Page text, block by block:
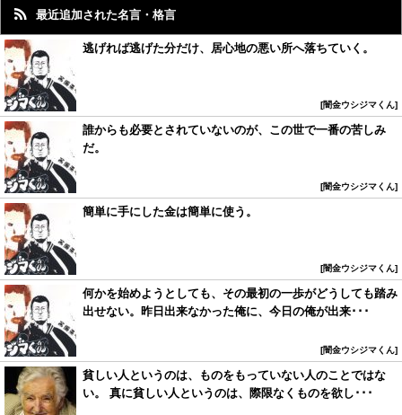
最近追加された名言・格言
逃げれば逃げた分だけ、居心地の悪い所へ落ちていく。
闇金ウシジマくん
誰からも必要とされていないのが、この世で一番の苦しみ
だ。
闇金ウシジマくん
簡単に手にした金は簡単に使う。
闇金ウシジマくん
何かを始めようとしても、その最初の一歩がどうしても踏み
出せない。昨日出来なかった俺に、今日の俺が出来･･･
闇金ウシジマくん
貧しい人というのは、ものをもっていない人のことではな
い。 真に貧しい人というのは、際限なくものを欲し･･･